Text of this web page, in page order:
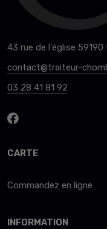
43 rue de l'église 59190
contact@traiteur-
03 28 41 81 92
CARTE
Commandez en ligne
INFORMATION